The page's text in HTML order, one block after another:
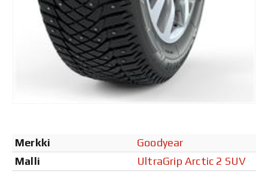
Merkki
Goodyear
Malli
UltraGrip Arctic 2 SUV